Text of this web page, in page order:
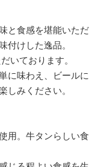
と食感を堪能いただ
付けした逸品。
いております。
に味わえ、ビールに
しみください。
用。牛タンらしい食